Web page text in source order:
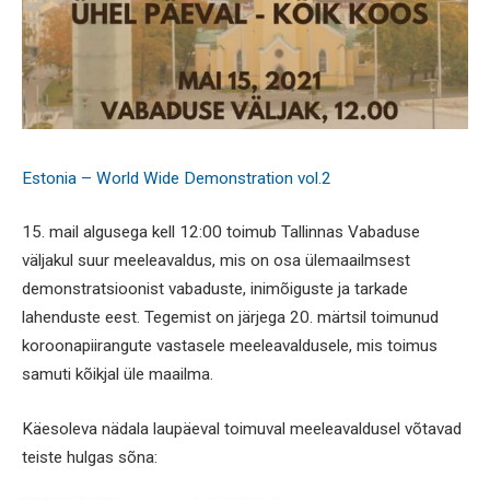
Estonia – World Wide Demonstration vol.2
15. mail algusega kell 12:00 toimub Tallinnas Vabaduse
väljakul suur meeleavaldus, mis on osa ülemaailmsest
demonstratsioonist vabaduste, inimõiguste ja tarkade
lahenduste eest. Tegemist on järjega 20. märtsil toimunud
koroonapiirangute vastasele meeleavaldusele, mis toimus
samuti kõikjal üle maailma.
Käesoleva nädala laupäeval toimuval meeleavaldusel võtavad
teiste hulgas sõna: